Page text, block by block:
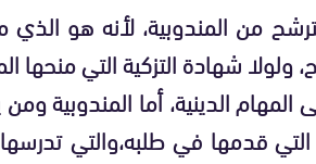
من المندوبية، لأنه هو الذي
ولولا شهادة التزكية التي منحها
الدينية، أما المندوبية
التي قدمها في طلبه،والتي